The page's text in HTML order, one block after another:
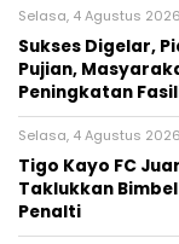
Selasa, 4 Agustus
Sukses Digelar,
Pujian,
Peningkatan
Selasa, 4 Agustus
Tigo Kayo FC
Taklukkan
Penalti